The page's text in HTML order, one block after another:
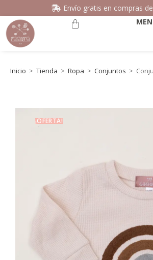
Envío gratis en compras
Inicio > Tienda > Ropa > Conjuntos >
¡OFERTA!